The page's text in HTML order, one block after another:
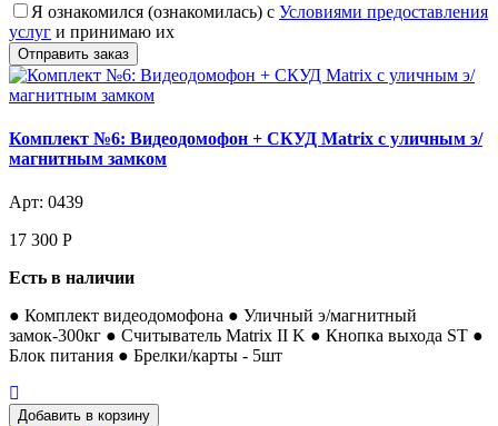
Я ознакомился (ознакомилась) с Условиями предоставления
услуг и принимаю их
Комплект №6: Видеодомофон + СКУД Matrix с уличным э/
магнитным замком
Арт: 0439
17 300 Р
Есть в наличии
● Комплект видеодомофона ● Уличный э/магнитный
замок-300кг ● Считыватель Matrix II K ● Кнопка выхода ST ●
Блок питания ● Брелки/карты - 5шт